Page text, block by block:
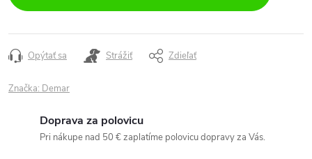
Opýtať sa Strážiť Zdieľať
Značka: Demar
Doprava za polovicu
Pri nákupe nad 50 € zaplatíme polovicu dopravy za Vás.